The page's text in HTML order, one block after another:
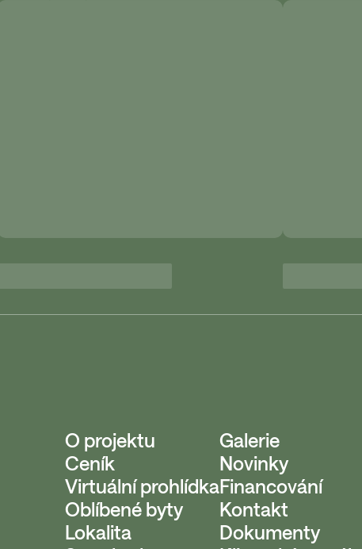
O projektu
Ceník
Virtuální prohlídka
Oblíbené byty
Lokalita
Galerie
Novinky
Financování
Kontakt
Dokumenty